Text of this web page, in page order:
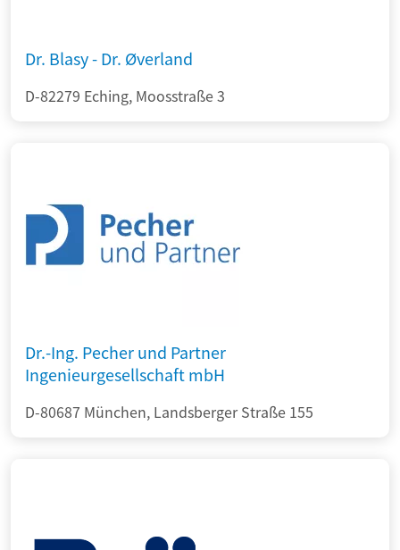
Dr. Blasy - Dr. Øverland
D-82279 Eching, Moosstraße 3
Dr.-Ing. Pecher und Partner
Ingenieurgesellschaft mbH
D-80687 München, Landsberger Straße 155